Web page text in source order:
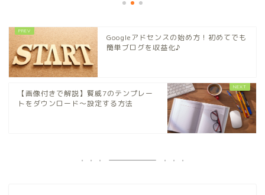
Googleアドセンスの始め方！初めてでも
簡単ブログを収益化♪
【画像付きで解説】賢威7のテンプレー
トをダウンロード～設定する方法